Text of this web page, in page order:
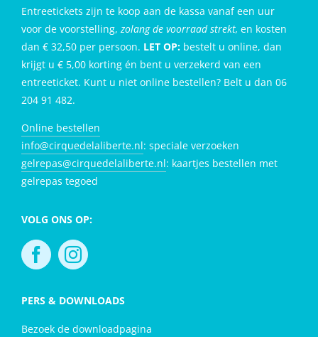
Entreetickets zijn te koop aan de kassa vanaf een uur
voor de voorstelling,zolang de voorraad strekt, en kosten
dan € 32,50 per persoon. LET OP:bestelt u online, dan
krijgt u € 5,00 korting én bent u verzekerd van een
entreeticket. Kunt u niet online bestellen? Belt u dan 06
204 91 482.
Online bestellen
info@cirquedelaliberte.nl: speciale verzoeken
gelrepas@cirquedelaliberte.nl: kaartjes bestellen met
gelrepas tegoed
VOLG ONS OP:
PERS & DOWNLOADS
Bezoek de downloadpagina